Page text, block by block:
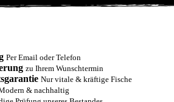
Per Email oder Telefon
zu Ihrem Wunschtermin
Nur vitale & kräftige Fische
& nachhaltig